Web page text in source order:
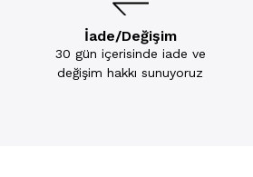
İade/Değişim
30 gün içerisinde iade ve
değişim hakkı sunuyoruz